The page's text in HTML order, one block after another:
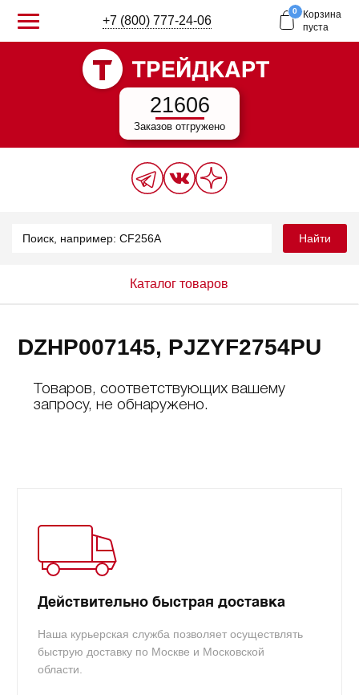
+7 (800) 777-24-06
0
Корзина
пуста
21606
Заказов отгружено
Найти
Каталог товаров
DZHP007145, PJZYF2754PU
Товаров, соответствующих вашему
запросу, не обнаружено.
Действительно быстрая доставка
Наша курьерская служба позволяет осуществлять
быструю доставку по Москве и Московской
области.